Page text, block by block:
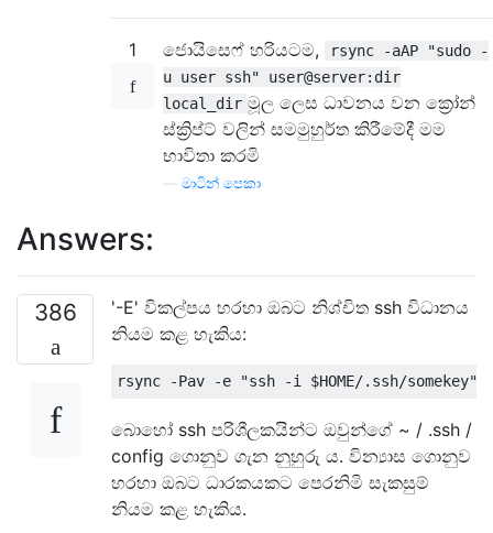
1 ජොයිසෙෆ් හරියටම,
rsync -aAP "sudo -
u user ssh" user@server:dir
local_dir මූල ලෙස ධාවනය වන ක්‍රෝන්
ස්ක්‍රිප්ට් වලින් සමමුහුර්ත කිරීමේදී මම
භාවිතා කරමි
මාටින් පෙකා
Answers:
386
'-E' විකල්පය හරහා ඔබට නිශ්චිත ssh විධානය
නියම කළ හැකිය:
බොහෝ ssh පරිශීලකයින්ට ඔවුන්ගේ ~ / .ssh /
config ගොනුව ගැන නුහුරු ය. වින්‍යාස ගොනුව
හරහා ඔබට ධාරකයකට පෙරනිමි සැකසුම්
නියම කළ හැකිය.